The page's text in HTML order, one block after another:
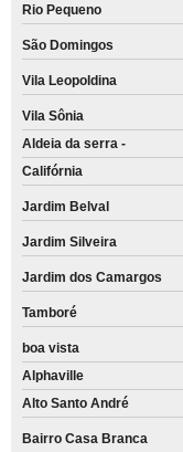
Rio Pequeno
São Domingos
Vila Leopoldina
Vila Sônia
Aldeia da serra -
Califórnia
Jardim Belval
Jardim Silveira
Jardim dos Camargos
Tamboré
boa vista
Alphaville
Alto Santo André
Bairro Casa Branca